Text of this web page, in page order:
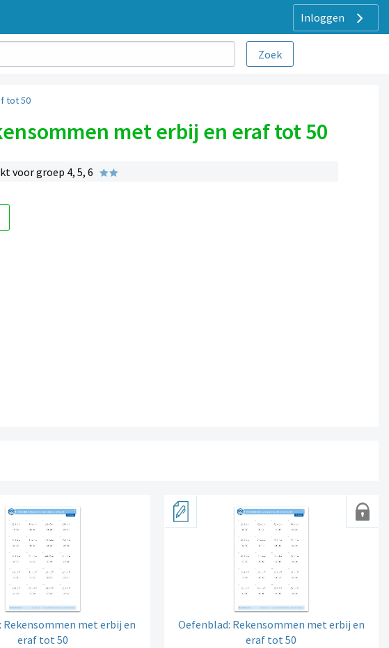
Inloggen
tot 50
met erbij en eraf tot 50
voor groep 4, 5, 6
Rekensommen met erbij en
eraf tot 50
Oefenblad: Rekensommen met erbij en
eraf tot 50